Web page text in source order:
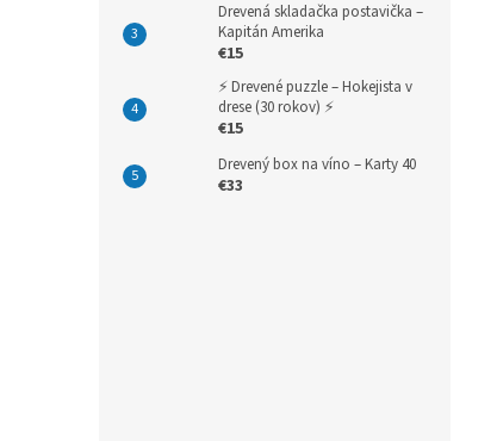
Drevená skladačka postavička –
Kapitán Amerika
€15
⚡ Drevené puzzle – Hokejista v
drese (30 rokov) ⚡
€15
Drevený box na víno – Karty 40
€33